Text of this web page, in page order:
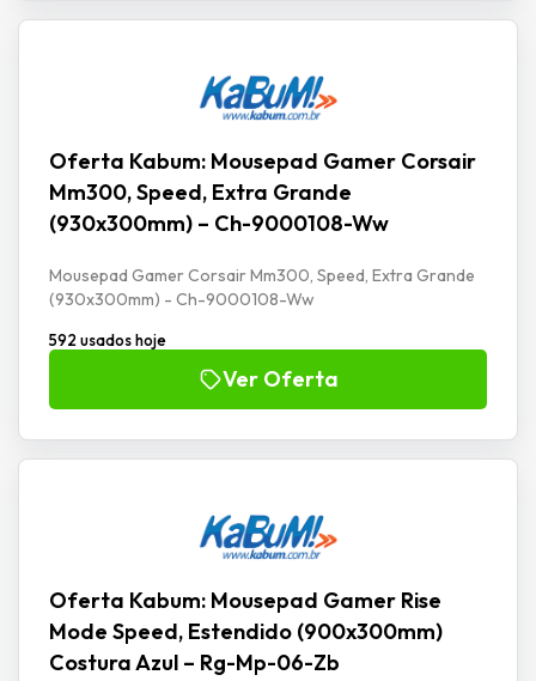
Oferta Kabum: Mousepad Gamer Corsair
Mm300, Speed, Extra Grande
(930x300mm) – Ch-9000108-Ww
Mousepad Gamer Corsair Mm300, Speed, Extra Grande
(930x300mm) - Ch-9000108-Ww
592 usados hoje
Ver Oferta
Oferta Kabum: Mousepad Gamer Rise
Mode Speed, Estendido (900x300mm)
Costura Azul – Rg-Mp-06-Zb